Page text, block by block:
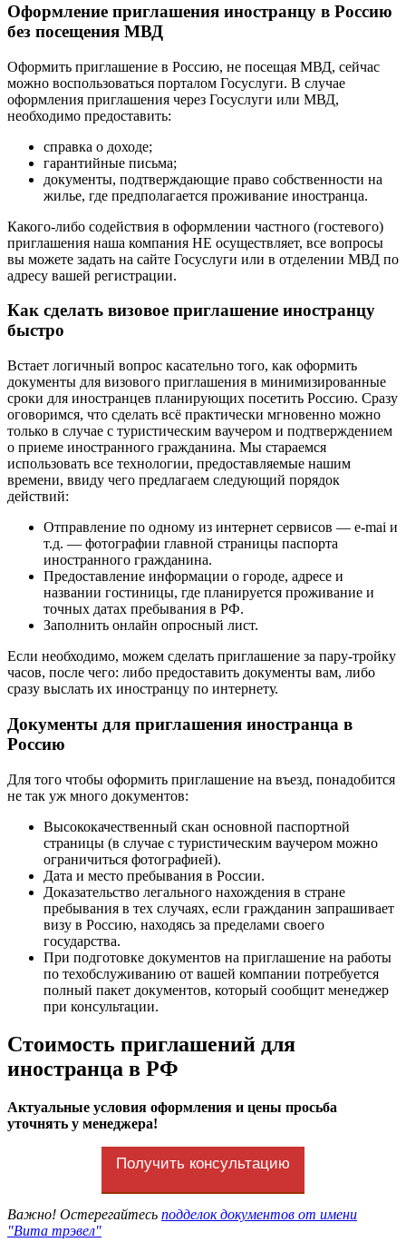
Оформление приглашения иностранцу в Россию
без посещения МВД
Оформить приглашение в Россию, не посещая МВД, сейчас
можно воспользоваться порталом Госуслуги. В случае
оформления приглашения через Госуслуги или МВД,
необходимо предоставить:
справка о доходе;
гарантийные письма;
документы, подтверждающие право собственности на
жилье, где предполагается проживание иностранца.
Какого-либо содействия в оформлении частного (гостевого)
приглашения наша компания НЕ осуществляет, все вопросы
вы можете задать на сайте Госуслуги или в отделении МВД по
адресу вашей регистрации.
Как сделать визовое приглашение иностранцу
быстро
Встает логичный вопрос касательно того, как оформить
документы для визового приглашения в минимизированные
сроки для иностранцев планирующих посетить Россию. Сразу
оговоримся, что сделать всё практически мгновенно можно
только в случае с туристическим ваучером и подтверждением
о приеме иностранного гражданина. Мы стараемся
использовать все технологии, предоставляемые нашим
времени, ввиду чего предлагаем следующий порядок
действий:
Отправление по одному из интернет сервисов — e-mai и
т.д. — фотографии главной страницы паспорта
иностранного гражданина.
Предоставление информации о городе, адресе и
названии гостиницы, где планируется проживание и
точных датах пребывания в РФ.
Заполнить онлайн опросный лист.
Если необходимо, можем сделать приглашение за пару-тройку
часов, после чего: либо предоставить документы вам, либо
сразу выслать их иностранцу по интернету.
Документы для приглашения иностранца в
Россию
Для того чтобы оформить приглашение на въезд, понадобится
не так уж много документов:
Высококачественный скан основной паспортной
страницы (в случае с туристическим ваучером можно
ограничиться фотографией).
Дата и место пребывания в России.
Доказательство легального нахождения в стране
пребывания в тех случаях, если гражданин запрашивает
визу в Россию, находясь за пределами своего
государства.
При подготовке документов на приглашение на работы
по техобслуживанию от вашей компании потребуется
полный пакет документов, который сообщит менеджер
при консультации.
Стоимость приглашений для
иностранца в РФ
Актуальные условия оформления и цены просьба
уточнять у менеджера!
Получить консультацию
Важно! Остерегайтесь подделок документов от имени
"Вита трэвел"